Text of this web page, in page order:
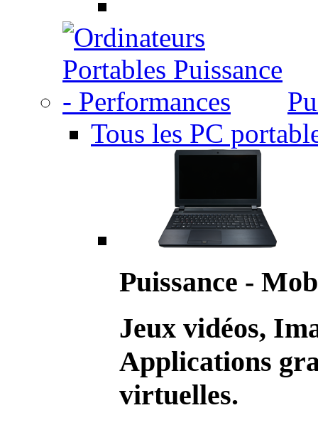
Tous les PC
Puissance -
Jeux vidéos,
Applications
virtuelles.